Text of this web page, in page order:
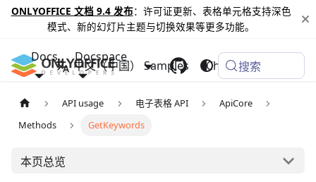
ONLYOFFICE 文档 9.4 发布：许可证更新、表格单元格支持深色
模式、新的幻灯片主题与切换效果等更多功能。
Docs Docspace
Samples Changelog
中文（中国） 搜索
API usage 电子表格 API
ApiCore
Methods
GetKeywords
本页总览